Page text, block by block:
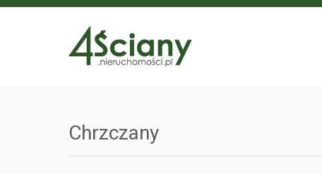
Chrzczany